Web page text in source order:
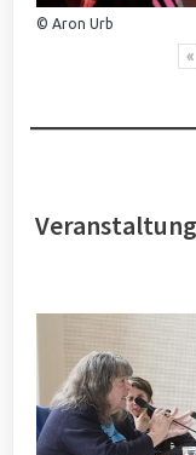
© Aron Urb
«